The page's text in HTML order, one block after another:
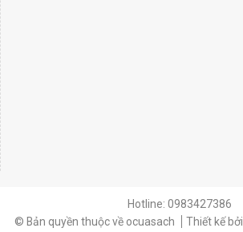
Hotline: 0983427386
© Bản quyền thuộc về ocuasach
Thiết kế bởi